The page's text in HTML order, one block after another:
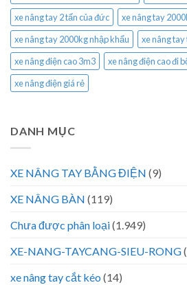
xe nâng tay 2 tấn của đức
xe nâng tay
xe nâng tay 2000kg nhập khẩu
xe nâng
xe nâng điện cao 3m3
xe nâng điện cao đi
xe nâng điện giá rẻ
DANH MỤC
XE NÂNG TAY BẰNG ĐIỆN (9)
XE NÂNG BÀN (119)
Chưa được phân loại(1.949)
XE-NANG-TAYCANG-SIEU-RONG
xe nâng tay cắt kéo (14)